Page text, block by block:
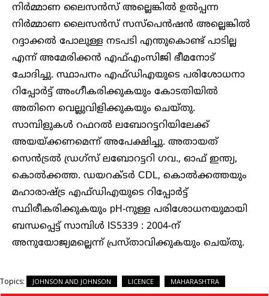
നിർമ്മാണ ലൈസൻസ് അല്ലെങ്കിൽ ഉൽപ്പന്ന
നിർമ്മാണ ലൈസൻസ് സസ്പെൻഷൻ അല്ലെങ്കിൽ
റദ്ദാക്കൽ പോലുള്ള നടപടി എന്തുകൊണ്ട് പാടില്ല
എന്ന് അമേരിക്കൻ എഫ്എംസിജി ഭീമനോട്
ചോദിച്ചു. സ്ഥാപനം എഫ്ഡിഎയുടെ പരിശോധനാ
റിപ്പോർട്ട് അംഗീകരിക്കുകയും കോടതിയിൽ
അതിനെ വെല്ലുവിളിക്കുകയും ചെയ്തു.
സാമ്പിളുകൾ റഫറൽ ലബോറട്ടറിയിലേക്ക്
അയയ്ക്കണമെന്ന് അപേക്ഷിച്ചു. അതായത്
സെൻട്രൽ ഡ്രഗ്സ് ലബോറട്ടറി ഗവ., ഓഫ് ഇന്ത്യ,
കൊൽക്കത്ത. ഡയറക്ടർ CDL, കൊൽക്കത്തയും
മഹാരാഷ്ട്ര എഫ്ഡിഎയുടെ റിപ്പോർട്ട്
സ്ഥിരീകരിക്കുകയും pH-നുള്ള പരിശോധനയുമായി
ബന്ധപ്പെട്ട് സാമ്പിൾ IS5339 : 2004-ന്
അനുയോജ്യമല്ലെന്ന് പ്രസ്താവിക്കുകയും ചെയ്തു.
Topics: JOHNSON AND JOHNSON LICENCE MAHARASHTRA